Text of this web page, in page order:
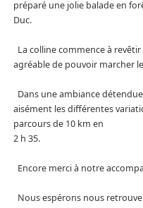
préparé une jolie balade en
Duc.
La colline commence à
agréable de pouvoir marcher
Dans une ambiance
aisément les différentes
parcours de 10 km en
2 h 35.
Encore merci à notre
Nous espérons nous